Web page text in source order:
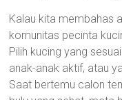
Kalau kita membahas
komunitas pecinta
Pilih kucing yang
anak-anak aktif, atau
Saat bertemu calon